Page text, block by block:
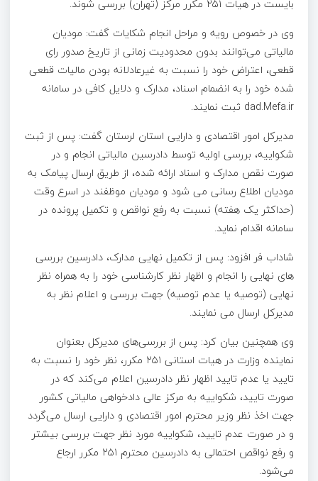
بایست در هیات ۲۵۱ مکرر مرکز (تهران) بررسی شوند.
وی در خصوص رویه و مراحل انجام شکایات گفت: مودیان
مالیاتی می‌توانند بدون محدودیت زمانی از تاریخ صدور رای
قطعی، اعتراض خود را نسبت به غیرعادلانه بودن مالیات قطعی
شده خود را به انضمام اسناد، مدارک و دلایل کافی در سامانه
dad.Mefa.ir ثبت نمایند.
مدیرکل امور اقتصادی و دارایی استان لرستان گفت: پس از ثبت
شکواییه، بررسی اولیه توسط دادرسین مالیاتی انجام و در
صورت نقص مدارک و اسناد ارائه شده، از طریق ارسال پیامک به
مودیان اطلاع رسانی می شود و مودیان موظفند در اسرع وقت
(حداکثر یک هفته) نسبت به رفع نواقص و تکمیل پرونده در
سامانه اقدام نماید.
شاداب فر افزود: پس از تکمیل نهایی مدارک، دادرسین بررسی
های نهایی را انجام و اظهار نظر کارشناسی خود را به همراه نظر
نهایی (توصیه یا عدم توصیه) جهت بررسی و اعلام نظر به
مدیرکل ارسال می نمایند.
وی همچنین بیان کرد: پس از بررسی‌های مدیرکل بعنوان
نماینده وزارت در هیات استانی ۲۵۱ مکرر، نظر خود را نسبت به
تایید یا عدم تایید اظهار نظر دادرسین اعلام می‌کند که در
صورت تایید، شکواییه به مرکز عالی دادخواهی مالیاتی کشور
جهت اخذ نظر وزیر محترم امور اقتصادی و دارایی ارسال می‌گردد
و در صورت عدم تایید، شکواییه مورد نظر جهت بررسی بیشتر
و رفع نواقص احتمالی به دادرسین محترم ۲۵۱ مکرر ارجاع
می‌شود.